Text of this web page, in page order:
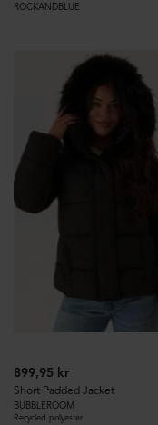
ROCKANDBLUE
899,95 kr
Short Padded Jacket
BUBBLEROOM
Recycled polyester